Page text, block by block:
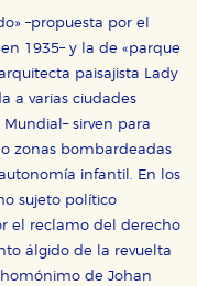
–propuesta por el
1935– y la de «parque
paisajista Lady
a varias ciudades
sirven para
zonas bombardeadas
infantil. En los
sujeto político
el reclamo del derecho
álgido de la revuelta
de Johan
que nuestro sitio
desde
desde el
que algunas